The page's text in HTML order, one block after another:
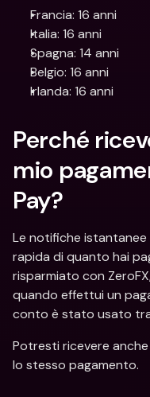
Francia: 16 anni
Italia: 16 anni
Spagna: 14 anni
Belgio: 16 anni
Irlanda: 16 anni
Perché
mio
Pay?
Le notifiche
rapida di quanto hai
risparmiato con
quando effettui un
conto è stato usato
Potresti ricevere
lo stesso pagamento.